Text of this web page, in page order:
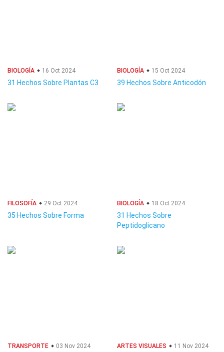
BIOLOGÍA 16 Oct 2024
31 Hechos Sobre Plantas C3
BIOLOGÍA 15 Oct 2024
39 Hechos Sobre Anticodón
FILOSOFÍA 29 Oct 2024
35 Hechos Sobre Forma
BIOLOGÍA 18 Oct 2024
31 Hechos Sobre
Peptidoglicano
TRANSPORTE 03 Nov 2024 ARTES VISUALES 11 Nov 2024